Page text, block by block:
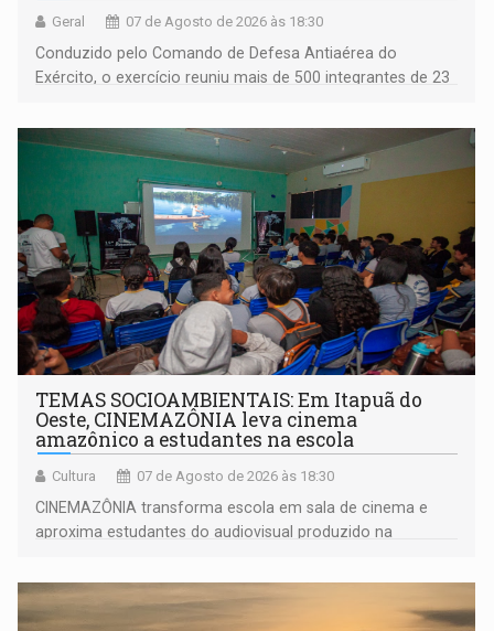
Geral 07 de Agosto de 2026 às 18:30
Conduzido pelo Comando de Defesa Antiaérea do
Exército, o exercício reuniu mais de 500 integrantes de 23
TEMAS SOCIOAMBIENTAIS: Em Itapuã do
Oeste, CINEMAZÔNIA leva cinema
amazônico a estudantes na escola
Cultura 07 de Agosto de 2026 às 18:30
CINEMAZÔNIA transforma escola em sala de cinema e
aproxima estudantes do audiovisual produzido na